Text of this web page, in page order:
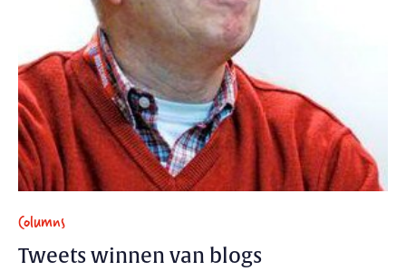
Columns
Tweets winnen van blogs